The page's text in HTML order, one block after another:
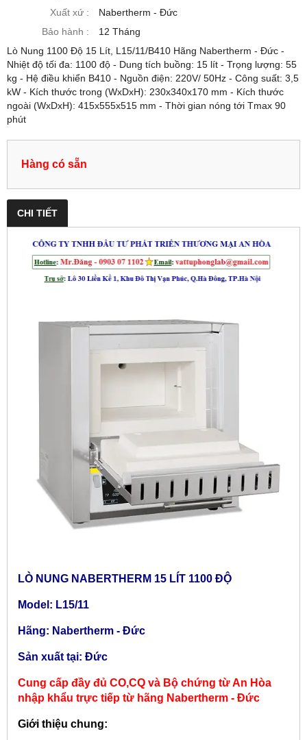
Xuất xứ :
Nabertherm - Đức
Bảo hành :
12 Tháng
Lò Nung 1100 Độ 15 Lít, L15/11/B410 Hãng Nabertherm - Đức -
Nhiệt độ tối đa: 1100 độ - Dung tích buồng: 15 lít - Trọng lượng: 55
kg - Hệ điều khiển B410 - Nguồn điện: 220V/ 50Hz - Công suất: 3,5
kW - Kích thước trong (WxDxH): 230x340x170 mm - Kích thước
ngoài (WxDxH): 415x555x515 mm - Thời gian nóng tới Tmax 90
phút
Hàng có sẵn
CHI TIẾT
LÒ NUNG NABERTHERM 15 LÍT 1100 ĐỘ
Model: L15/11
Hãng: Nabertherm - Đức
Sản xuất tại: Đức
Cung cấp đầy đủ CO,CQ và Bộ chứng từ An Hòa
nhập khẩu trực tiếp từ hãng Nabertherm - Đức
Giới thiệu chung: